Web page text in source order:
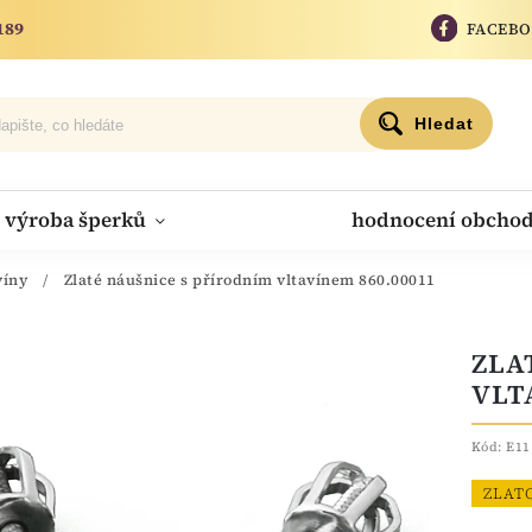
Hledat
výroba šperků hodnocení
/ Zlaté náušnice s přírodním vltavínem 860.00011
Kód: